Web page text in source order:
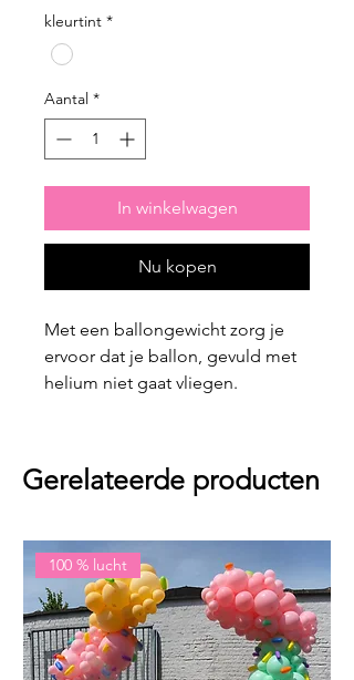
kleurtint *
Aantal *
In winkelwagen
Nu kopen
Met een ballongewicht zorg je
ervoor dat je ballon, gevuld met
helium niet gaat vliegen.
Gerelateerde producten
100 % lucht